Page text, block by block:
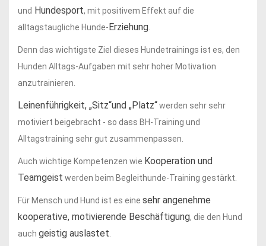
und Hundesport, mit positivem Effekt auf die
alltagstaugliche Hunde-Erziehung
Denn das wichtigste Ziel dieses Hundetrainings ist es, den
Hunden Alltags-Aufgaben mit sehr hoher Motivation
anzutrainieren.
Leinenführigkeit, „Sitz“und „Platz“werden sehr sehr
motiviert beigebracht - so dass BH-Training und
Alltagstraining sehr gut zusammenpassen.
Auch wichtige Kompetenzen wie Kooperation und
Teamgeist werden beim Begleithunde-Training gestärkt.
Für Mensch und Hund ist es eine sehr angenehme
kooperative, motivierende Beschäftigung, die den Hund
auch geistig auslastet